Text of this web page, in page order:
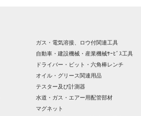
ガス・電気溶接、ロウ付関連工具
自動車・建設機械・産業機械ｻｰﾋﾞｽ工具
ドライバー・ビット・六角棒レンチ
オイル・グリース関連用品
テスター及び計測器
水道・ガス・エアー用配管部材
マグネット